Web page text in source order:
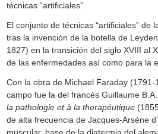
técnicas “artificiales”.
El conjunto de técnicas “artificiales”
tras la invención de la botella de
1827) en la transición del siglo XVIII al
de las enfermedades así como para la
Con la obra de Michael Faraday
campo fue la del francés Guillaume
la pathologie et à la therapéutique
de alta frecuencia de Jacques-Arsène